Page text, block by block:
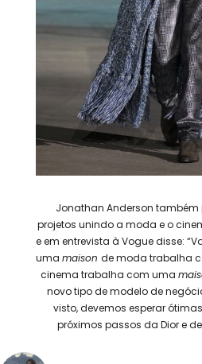
Jonathan Anderson também
projetos unindo a moda e o
e em entrevista à Vogue disse:
uma maison de moda trabalha
cinema trabalha com uma
novo tipo de modelo de
visto, devemos esperar
próximos passos da Dior e